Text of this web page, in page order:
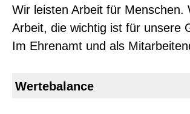
Wir leisten Arbeit für Menschen.
Arbeit, die wichtig ist für unsere
Im Ehrenamt und als
Wertebalance